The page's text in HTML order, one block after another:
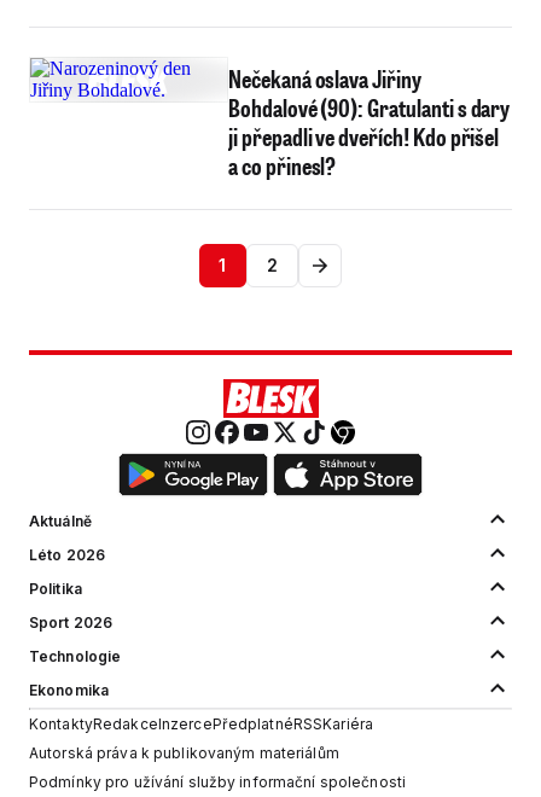
Nečekaná oslava Jiřiny
Bohdalové (90): Gratulanti s dary
ji přepadli ve dveřích! Kdo přišel
a co přinesl?
1 2
Aktuálně
Léto 2026
Politika
Sport 2026
Technologie
Ekonomika
KontaktyRedakceInzercePředplatnéRSSKariéra
Autorská práva k publikovaným materiálům
Podmínky pro užívání služby informační společnosti